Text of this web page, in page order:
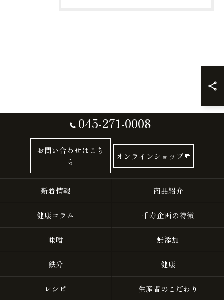
045-271-0008
お問い合わせはこち
ら
オンラインショップ
新着情報 商品紹介
健康コラム 千寿企画の特徴
味噌 無添加
鉄分 健康
レシピ 生産者のこだわり